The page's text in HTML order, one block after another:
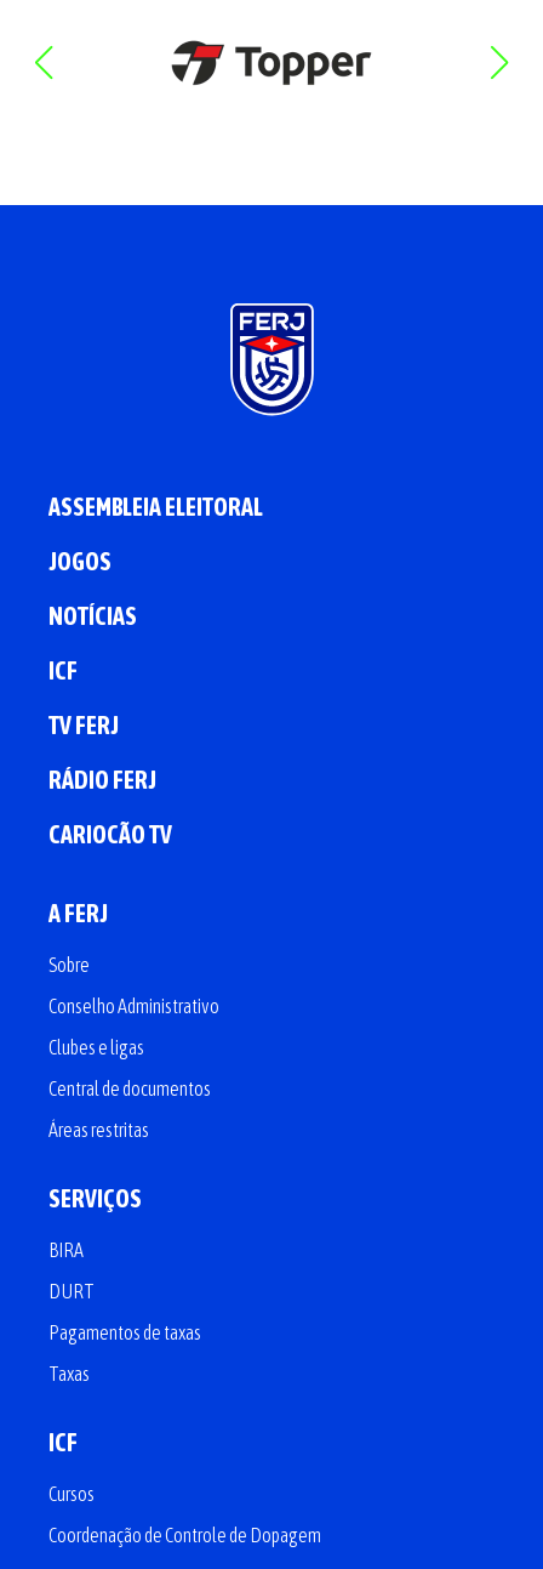
ASSEMBLEIA ELEITORAL
JOGOS
NOTÍCIAS
ICF
TV FERJ
RÁDIO FERJ
CARIOCÃO TV
A FERJ
Sobre
Conselho Administrativo
Clubes e ligas
Central de documentos
Áreas restritas
SERVIÇOS
BIRA
DURT
Pagamentos de taxas
Taxas
ICF
Cursos
Coordenação de Controle de Dopagem